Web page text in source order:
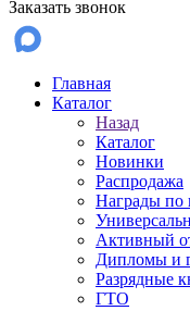
Заказать звонок
Главная
Каталог
Назад
Каталог
Новинки
Распродажа
Награды по
Активный
Дипломы и
Разрядные
ГТО